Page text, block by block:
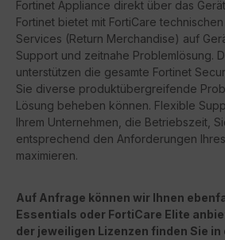
Fortinet Appliance direkt über das
Fortinet bietet mit FortiCare
Services (Return Merchandise) auf
Support und zeitnahe Problemlösung.
unterstützen die gesamte Fortinet
Sie diverse produktübergreifende
Lösung beheben können. Flexible
Ihrem Unternehmen, die Betriebszeit,
entsprechend den Anforderungen
maximieren.
Auf Anfrage können wir Ihnen
Essentials oder FortiCare Elite
der jeweiligen Lizenzen finden Sie